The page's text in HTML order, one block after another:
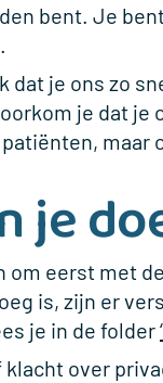
bent. Je
dat je ons zo
je dat je
maar
je
om eerst met
is, zijn er
je in de folder
klacht over